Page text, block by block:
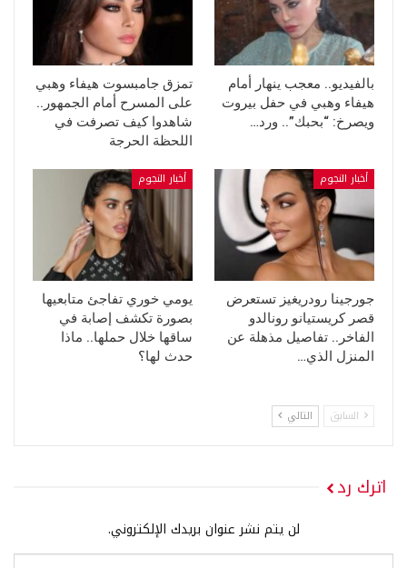
بالفيديو.. معجب ينهار أمام
هيفاء وهبي في حفل بيروت
ويصرخ: “بحبك”.. ورد…
تمزق جامبسوت هيفاء وهبي
على المسرح أمام الجمهور..
شاهدوا كيف تصرفت في
اللحظة الحرجة
أخبار النجوم
جورجينا رودريغيز تستعرض
قصر كريستيانو رونالدو
الفاخر.. تفاصيل مذهلة عن
المنزل الذي…
أخبار النجوم
يومي خوري تفاجئ متابعيها
بصورة تكشف إصابة في
ساقها خلال حملها.. ماذا
حدث لها؟
السابق التالي
اترك رد
لن يتم نشر عنوان بريدك الإلكتروني.